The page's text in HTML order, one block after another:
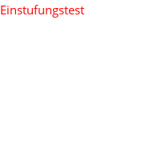
Einstufungstest